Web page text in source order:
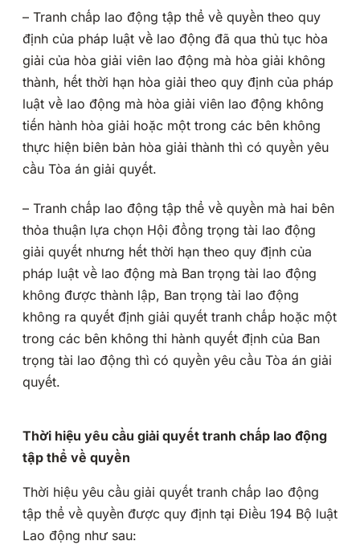
– Tranh chấp lao động tập thể về quyền theo quy
định của pháp luật về lao động đã qua thủ tục hòa
giải của hòa giải viên lao động mà hòa giải không
thành, hết thời hạn hòa giải theo quy định của pháp
luật về lao động mà hòa giải viên lao động không
tiến hành hòa giải hoặc một trong các bên không
thực hiện biên bản hòa giải thành thì có quyền yêu
cầu Tòa án giải quyết.
– Tranh chấp lao động tập thể về quyền mà hai bên
thỏa thuận lựa chọn Hội đồng trọng tài lao động
giải quyết nhưng hết thời hạn theo quy định của
pháp luật về lao động mà Ban trọng tài lao động
không được thành lập, Ban trọng tài lao động
không ra quyết định giải quyết tranh chấp hoặc một
trong các bên không thi hành quyết định của Ban
trọng tài lao động thì có quyền yêu cầu Tòa án giải
quyết.
Thời hiệu yêu cầu giải quyết tranh chấp lao động
tập thể về quyền
Thời hiệu yêu cầu giải quyết tranh chấp lao động
tập thể về quyền được quy định tại Điều 194 Bộ luật
Lao động như sau: